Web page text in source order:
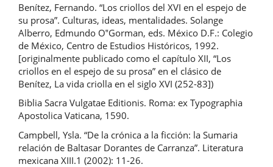
Benítez, Fernando. “Los criollos del XVI en el espejo de
su prosa”. Culturas, ideas, mentalidades. Solange
Alberro, Edmundo O‟Gorman, eds. México D.F.: Colegio
de México, Centro de Estudios Históricos, 1992.
[originalmente publicado como el capítulo XII, “Los
criollos en el espejo de su prosa” en el clásico de
Benítez, La vida criolla en el siglo XVI (252-83])
Biblia Sacra Vulgatae Editionis. Roma: ex Typographia
Apostolica Vaticana, 1590.
Campbell, Ysla. “De la crónica a la ficción: la Sumaria
relación de Baltasar Dorantes de Carranza”. Literatura
mexicana XIII.1 (2002): 11-26.